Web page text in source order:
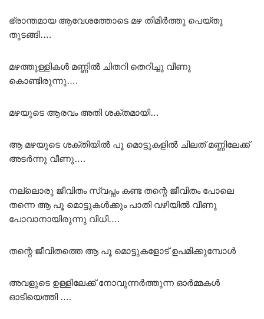
ഭ്രാന്തമായ ആവേശത്തോടെ മഴ തിമിർത്തു പെയ്തു
തുടങ്ങി….
മഴത്തുള്ളികൾ മണ്ണിൽ ചിതറി തെറിച്ചു വീണു
കൊണ്ടിരുന്നു….
മഴയുടെ ആരവം അതി ശക്തമായി…
ആ മഴയുടെ ശക്തിയിൽ പൂ മൊട്ടുകളിൽ ചിലത് മണ്ണിലേക്ക്
അടർന്നു വീണു….
നല്ലൊരു ജീവിതം സ്വപ്നം കണ്ട തന്റെ ജീവിതം പോലെ
തന്നെ ആ പൂ മൊട്ടുകൾക്കും പാതി വഴിയിൽ വീണു
പോവാനായിരുന്നു വിധി….
തന്റെ ജീവിതത്തെ ആ പൂ മൊട്ടുകളോട് ഉപമിക്കുമ്പോൾ
അവളുടെ ഉള്ളിലേക്ക് നോവുന്നർത്തുന്ന ഓർമ്മകൾ
ഓടിയെത്തി ….